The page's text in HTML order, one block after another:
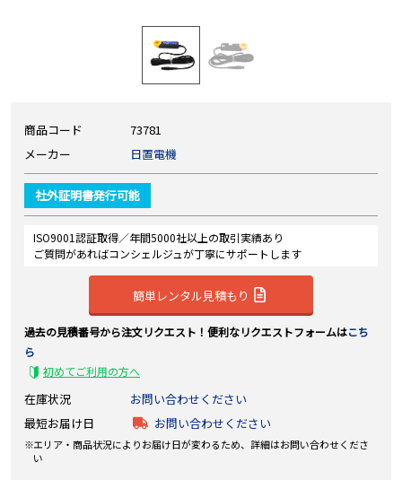
商品コード
73781
メーカー
日置電機
社外証明書発行可能
ISO9001認証取得／年間5000社以上の取引実績あり
ご質問があればコンシェルジュが丁寧にサポートします
簡単レンタル見積もり
過去の見積番号から注文リクエスト！便利なリクエストフォームはこち
ら
初めてご利用の方へ
在庫状況
お問い合わせください
最短お届け日
お問い合わせください
エリア・商品状況によりお届け日が変わるため、詳細はお問い合わせくださ
い